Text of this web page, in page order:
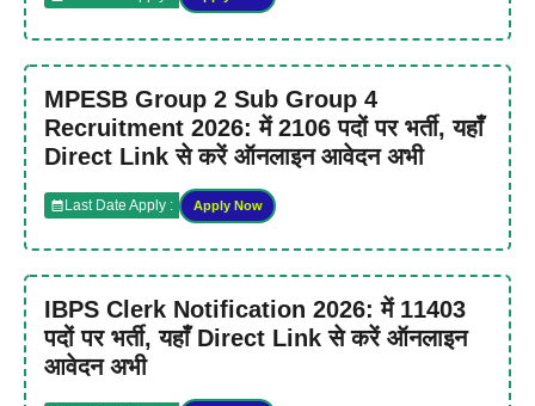
MPESB Group 2 Sub Group 4
Recruitment 2026: में 2106 पदों पर भर्ती, यहाँ
Direct Link से करें ऑनलाइन आवेदन अभी
Last Date Apply : Apply Now
IBPS Clerk Notification 2026: में 11403
पदों पर भर्ती, यहाँ Direct Link से करें ऑनलाइन
आवेदन अभी